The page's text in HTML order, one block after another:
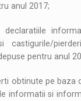
anul 2017;
pentru anul
obtinute pe baza
informatii si